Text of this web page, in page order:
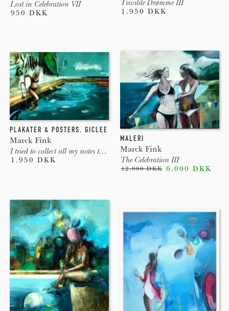
Lost in Celebration VII
950 DKK
Tisvilde Drømme III
1.950 DKK
MALERI
Marck Fink
The Celebration III
12.000 DKK 6.000 DKK
PLAKATER & POSTERS, GICLEE
Marck Fink
I tried to collect all my notes to self
1.950 DKK